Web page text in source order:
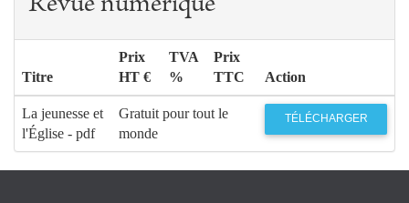
Titre
Prix
HT €
TVA
%
Prix
TTC
Action
La jeunesse et
l'Église - pdf
Gratuit pour tout le
monde
TÉLÉCHARGER